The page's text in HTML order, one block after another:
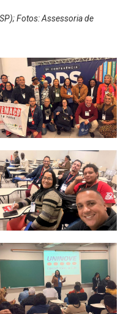
Fotos: Assessoria de